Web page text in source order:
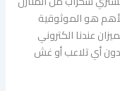
هو الموثوقية
عندنا الكتروني
أي تلاعب أو غش